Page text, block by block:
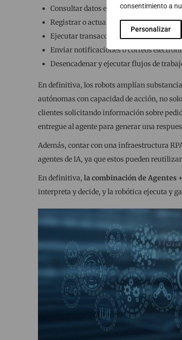
consentimiento a
Personalizar
Consultar datos en las aplicaciones (p.
Registrar o actualizar información,
Ejecutar transacciones repetitivas
Enviar notificaciones o correos
Desencadenar y ejecutar flujos de
En definitiva, los robots amplían
autónomas con capacidad de acción, no
clientes solicitando información sobre
entregue al agente para generar una
Además, contar con una infraestructura
agentes de IA, ya que estos pueden
En definitiva, la combinación de Agentes
interpreta y decide, y la robótica ejecuta y